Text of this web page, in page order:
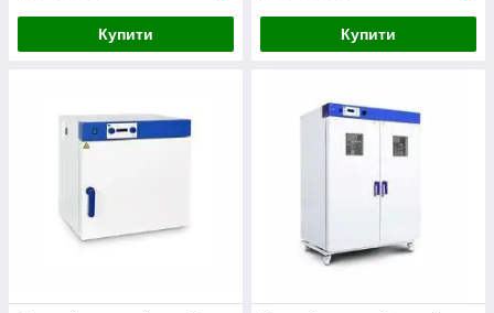
Купити Купити